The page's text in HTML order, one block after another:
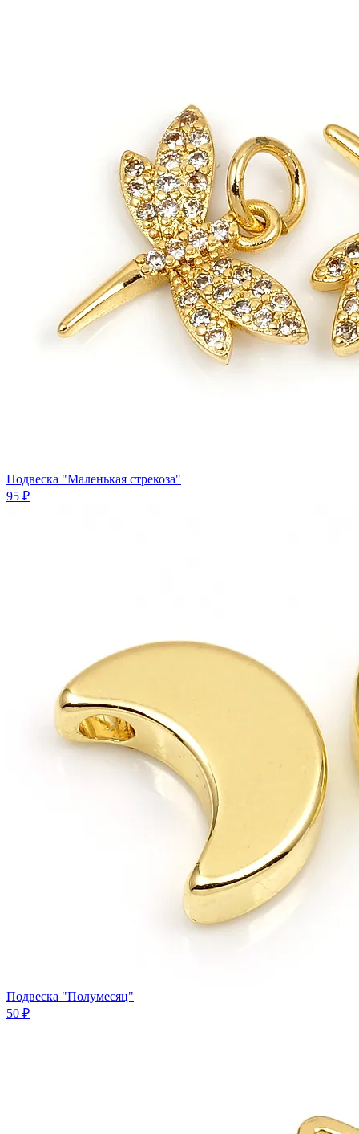
Подвеска "Маленькая стрекоза"
95 ₽
Подвеска "Полумесяц"
50 ₽